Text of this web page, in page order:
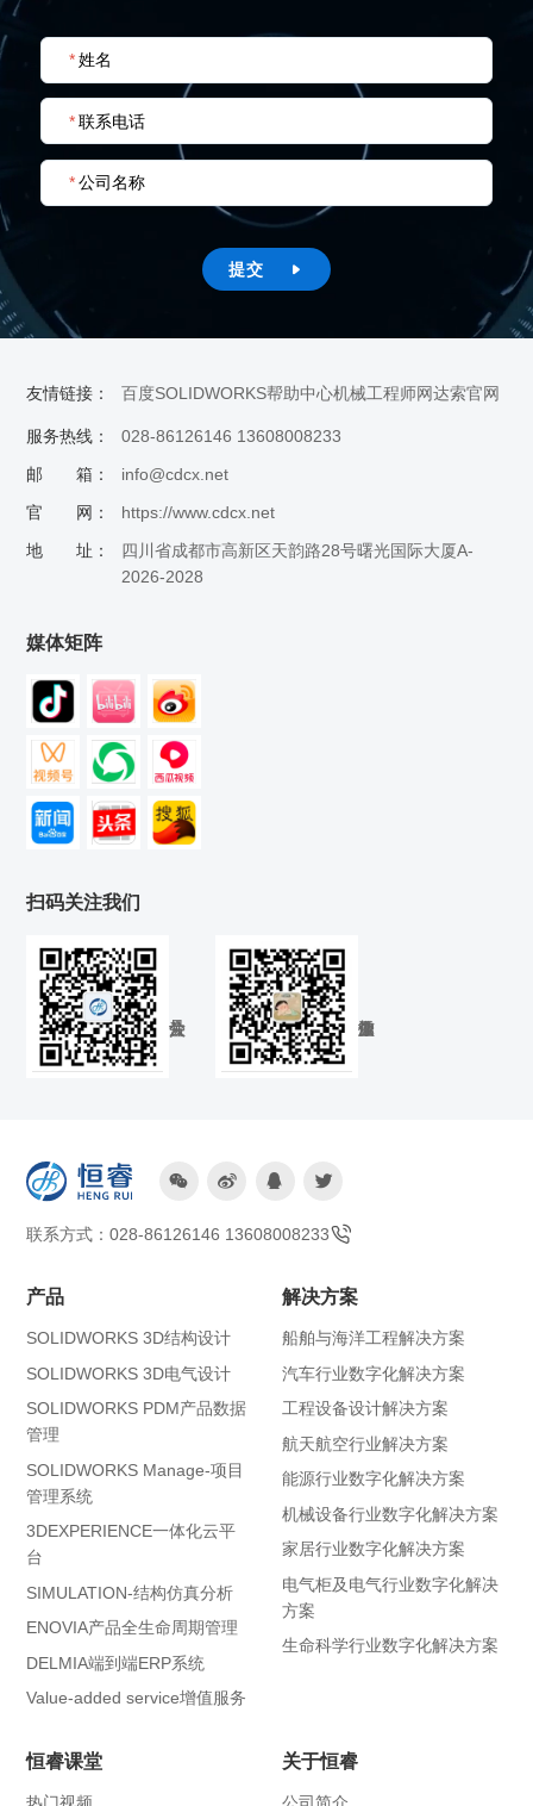
* 姓名
* 联系电话
* 公司名称
提交 
友情链接： 百度SOLIDWORKS帮助中心机械工程师网达索官网
服务热线：
028-86126146 13608008233
邮 箱：
info@cdcx.net
官 网：
https://www.cdcx.net
地 址：
四川省成都市高新区天韵路28号曙光国际大厦A-
2026-2028
媒体矩阵
扫码关注我们
   
联系方式：028-86126146 13608008233
产品
SOLIDWORKS 3D结构设计
SOLIDWORKS 3D电气设计
SOLIDWORKS PDM产品数据
管理
SOLIDWORKS Manage-项目
管理系统
3DEXPERIENCE一体化云平
台
SIMULATION-结构仿真分析
ENOVIA产品全生命周期管理
DELMIA端到端ERP系统
Value-added service增值服务
解决方案
船舶与海洋工程解决方案
汽车行业数字化解决方案
工程设备设计解决方案
航天航空行业解决方案
能源行业数字化解决方案
机械设备行业数字化解决方案
家居行业数字化解决方案
电气柜及电气行业数字化解决
方案
生命科学行业数字化解决方案
恒睿课堂 关于恒睿